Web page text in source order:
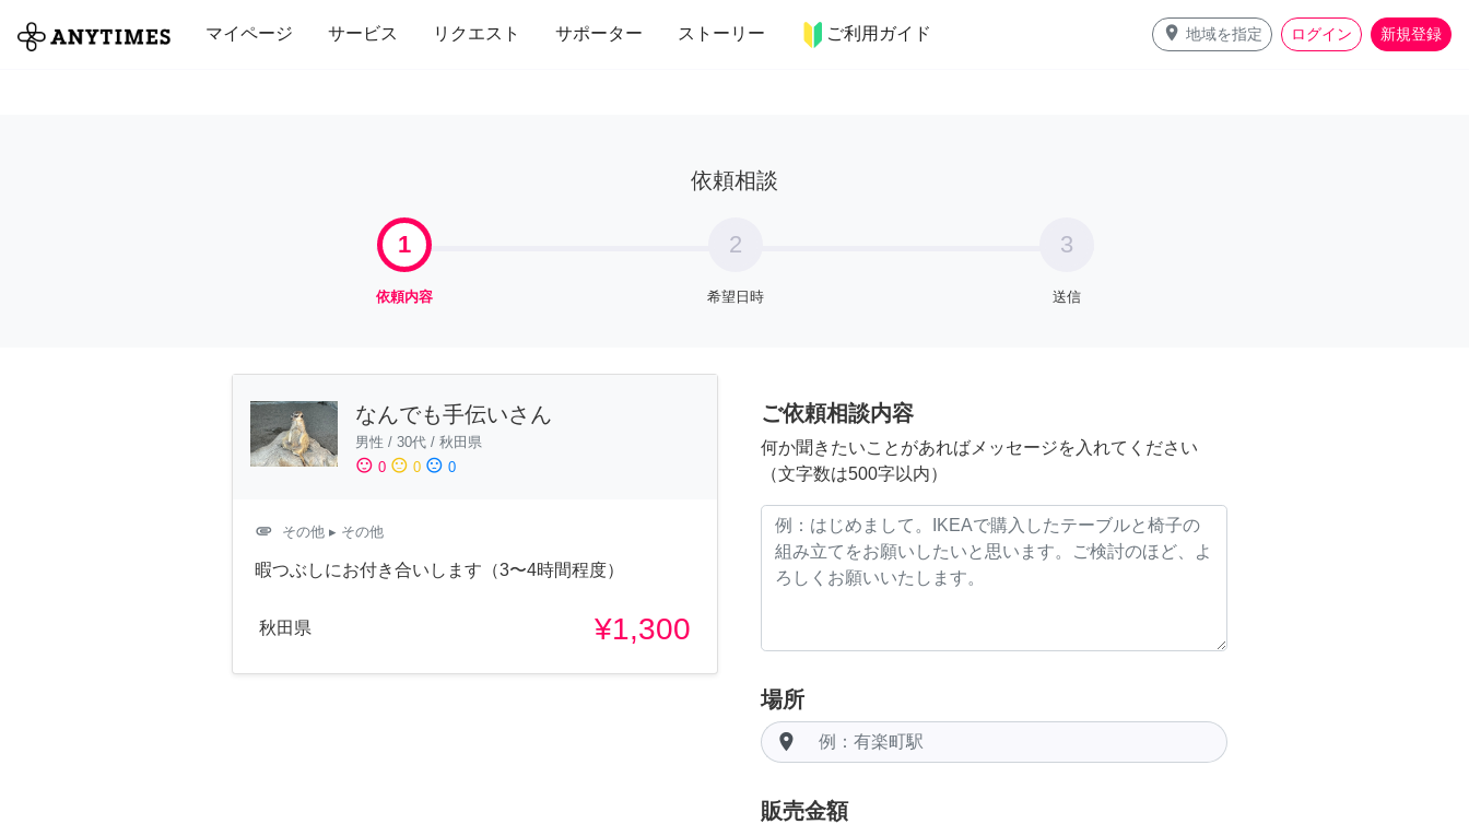
マイページ サービス リクエスト サポーター ストーリー ご利用ガイド place 地域を指定 ログイン 新規登録
全て 修理・組立 家事 引っ越し インテリア 趣味・習い事 ペット 料理
依頼相談
1
依頼内容
2
希望日時
3
送信
なんでも手伝いさん
男性 / 30代 / 秋田県
sentiment_satisfied 0 sentiment_neutral 0 sentiment_dissatisfied 0
attachment その他 ▸ その他
暇つぶしにお付き合いします（3〜4時間程度）
秋田県 ¥1,300
ご依頼相談内容
何か聞きたいことがあればメッセージを入れてください
（文字数は500字以内）
場所
room
販売金額